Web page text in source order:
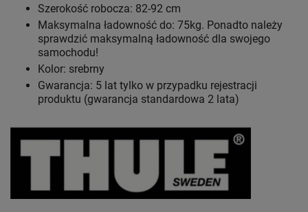
Szerokość robocza: 82-92 cm
Maksymalna ładowność do: 75kg. Ponadto należy
sprawdzić maksymalną ładowność dla swojego
samochodu!
Kolor: srebrny
Gwarancja: 5 lat tylko w przypadku rejestracji
produktu (gwarancja standardowa 2 lata)